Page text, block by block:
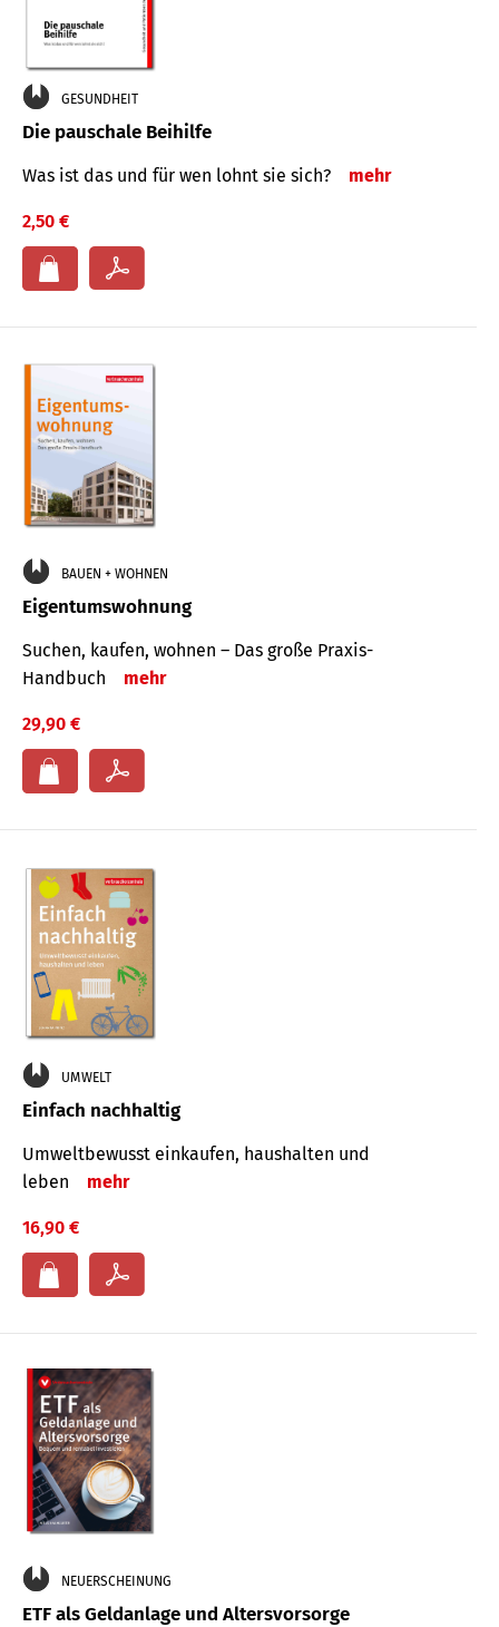
GESUNDHEIT
Die pauschale Beihilfe
Was ist das und für wen lohnt sie sich? mehr
2,50 €
BAUEN + WOHNEN
Eigentumswohnung
Suchen, kaufen, wohnen – Das große Praxis-
Handbuch
mehr
29,90 €
UMWELT
Einfach nachhaltig
Umweltbewusst einkaufen, haushalten und
leben
mehr
16,90 €
NEUERSCHEINUNG
ETF als Geldanlage und Altersvorsorge